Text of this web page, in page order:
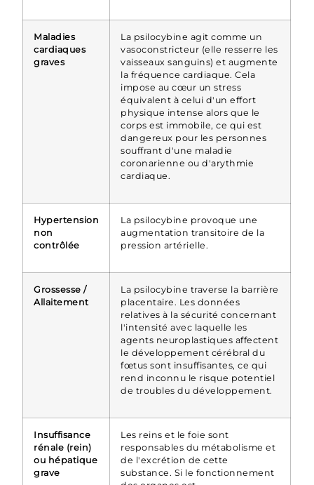
Maladies
cardiaques
graves
La psilocybine agit comme un
vasoconstricteur (elle resserre les
vaisseaux sanguins) et augmente
la fréquence cardiaque. Cela
impose au cœur un stress
équivalent à celui d'un effort
physique intense alors que le
corps est immobile, ce qui est
dangereux pour les personnes
souffrant d'une maladie
coronarienne ou d'arythmie
cardiaque.
Hypertension
non
contrôlée
La psilocybine provoque une
augmentation transitoire de la
pression artérielle.
Grossesse /
Allaitement
La psilocybine traverse la barrière
placentaire. Les données
relatives à la sécurité concernant
l'intensité avec laquelle les
agents neuroplastiques affectent
le développement cérébral du
fœtus sont insuffisantes, ce qui
rend inconnu le risque potentiel
de troubles du développement.
Insuffisance
rénale (rein)
ou hépatique
grave
Les reins et le foie sont
responsables du métabolisme et
de l'excrétion de cette
substance. Si le fonctionnement